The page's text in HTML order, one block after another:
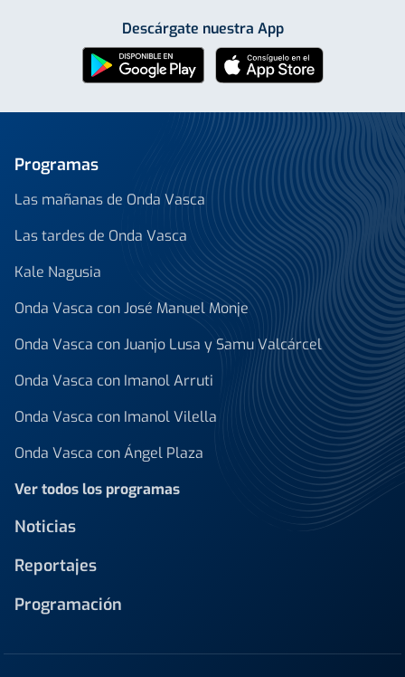
Descárgate nuestra App
Programas
Las mañanas de Onda Vasca
Las tardes de Onda Vasca
Kale Nagusia
Onda Vasca con José Manuel Monje
Onda Vasca con Juanjo Lusa y Samu Valcárcel
Onda Vasca con Imanol Arruti
Onda Vasca con Imanol Vilella
Onda Vasca con Ángel Plaza
Ver todos los programas
Noticias
Reportajes
Programación